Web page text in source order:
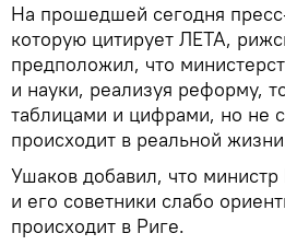
На прошедшей сегодня
которую цитирует ЛЕТА,
предположил, что
и науки, реализуя реформу,
таблицами и цифрами, но не
происходит в реальной
Ушаков добавил, что
и его советники слабо
происходит в Риге.